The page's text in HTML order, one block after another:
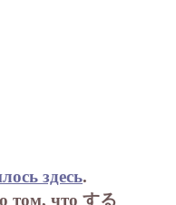
здесь.
том, что する